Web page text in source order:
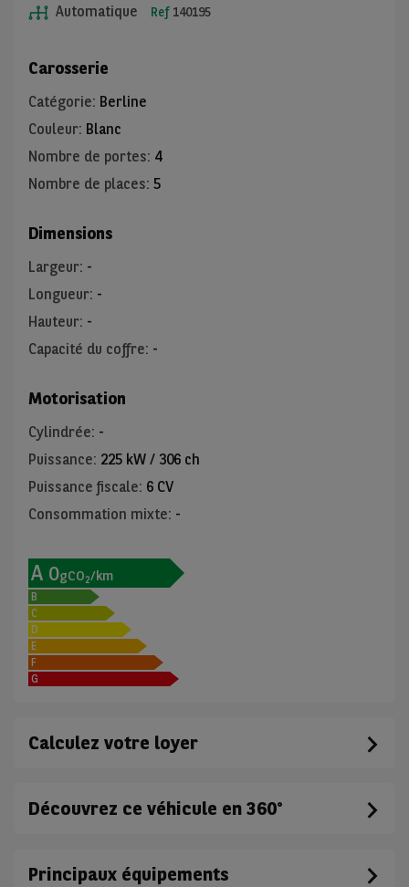
Automatique
Ref 140195
Carosserie
Catégorie: Berline
Couleur: Blanc
Nombre de portes: 4
Nombre de places: 5
Dimensions
Largeur: -
Longueur: -
Hauteur: -
Capacité du coffre: -
Motorisation
Cylindrée: -
Puissance: 225 kW / 306 ch
Puissance fiscale: 6 CV
Consommation mixte: -
A 0gCO2/km
B
C
D
E
F
G
Calculez votre loyer
Découvrez ce véhicule en 360°
Principaux équipements